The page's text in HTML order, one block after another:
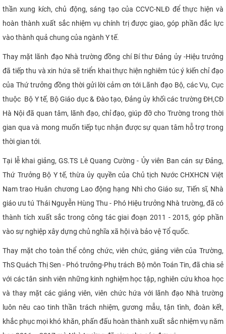
thần xung kích, chủ động, sáng tạo của CCVC-NLĐ để thực hiện và
hoàn thành xuất sắc nhiệm vụ chính trị được giao, góp phần đắc lực
vào thành quả chung của ngành Y tế.
Thay mặt lãnh đạo Nhà trường đồng chí Bí thư Đảng ủy -Hiệu trưởng
đã tiếp thu và xin hứa sẽ triển khai thực hiện nghiêm túc ý kiến chỉ đạo
của Thứ trưởng đồng thời gửi lời cảm ơn tới Lãnh đạo Bộ, các Vụ, Cục
thuộc Bộ Y tế, Bộ Giáo dục & Đào tạo, Đảng ủy khối các trường ĐH,CĐ
Hà Nội đã quan tâm, lãnh đạo, chỉ đạo, giúp đỡ cho Trường trong thời
gian qua và mong muốn tiếp tục nhận được sự quan tâm hỗ trợ trong
thời gian tới.
Tại lễ khai giảng, GS.TS Lê Quang Cường - Ủy viên Ban cán sự Đảng,
Thứ Trưởng Bộ Y tế, thừa ủy quyền của Chủ tịch Nước CHXHCN Việt
Nam trao Huân chương Lao động hạng Nhì cho Giáo sư, Tiến sĩ, Nhà
giáo ưu tú Thái Nguyễn Hùng Thu - Phó Hiệu trưởng Nhà trường, đã có
thành tích xuất sắc trong công tác giai đoạn 2011 - 2015, góp phần
vào sự nghiệp xây dựng chủ nghĩa xã hội và bảo vệ Tổ quốc.
Thay mặt cho toàn thể công chức, viên chức, giảng viên của Trường,
ThS Quách Thị Sen - Phó trưởng-Phụ trách Bộ môn Toán Tin, đã chia sẻ
với các tân sinh viên những kinh nghiệm học tập, nghiên cứu khoa học
và thay mặt các giảng viên, viên chức hứa với lãnh đạo Nhà trường
luôn nêu cao tinh thần trách nhiệm, gương mẫu, tận tình, đoàn kết,
khắc phục mọi khó khăn, phấn đấu hoàn thành xuất sắc nhiệm vụ năm